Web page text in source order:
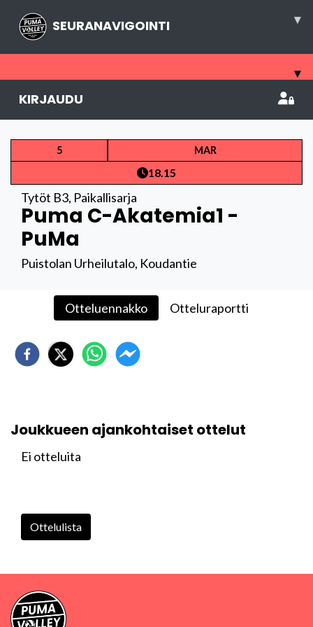
SEURANAVIGOINTI ▾
▾
KIRJAUDU
5 MAR
18.15
Tytöt B3, Paikallisarja
Puma C-Akatemia1 -
PuMa
Puistolan Urheilutalo, Koudantie
Otteluennakko Otteluraportti
Joukkueen ajankohtaiset ottelut
Ei otteluita
Ottelulista